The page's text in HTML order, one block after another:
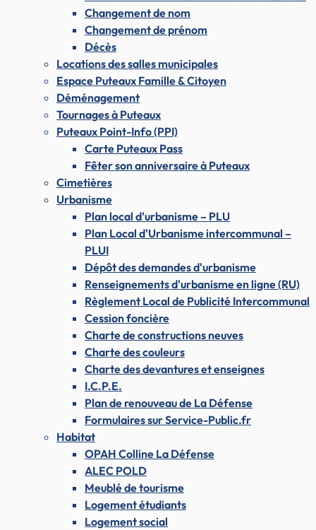
Changement de nom
Changement de prénom
Décès
Locations des salles municipales
Espace Puteaux Famille & Citoyen
Déménagement
Tournages à Puteaux
Puteaux Point-Info (PPI)
Carte Puteaux Pass
Fêter son anniversaire à Puteaux
Cimetières
Urbanisme
Plan local d'urbanisme – PLU
Plan Local d'Urbanisme intercommunal –
PLUI
Dépôt des demandes d'urbanisme
Renseignements d'urbanisme en ligne (RU)
Règlement Local de Publicité Intercommunal
Cession foncière
Charte de constructions neuves
Charte des couleurs
Charte des devantures et enseignes
I.C.P.E.
Plan de renouveau de La Défense
Formulaires sur Service-Public.fr
Habitat
OPAH Colline La Défense
ALEC POLD
Meublé de tourisme
Logement étudiants
Logement social